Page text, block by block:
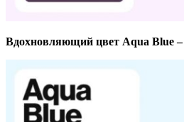
Вдохновляющий цвет Aqua Blue –